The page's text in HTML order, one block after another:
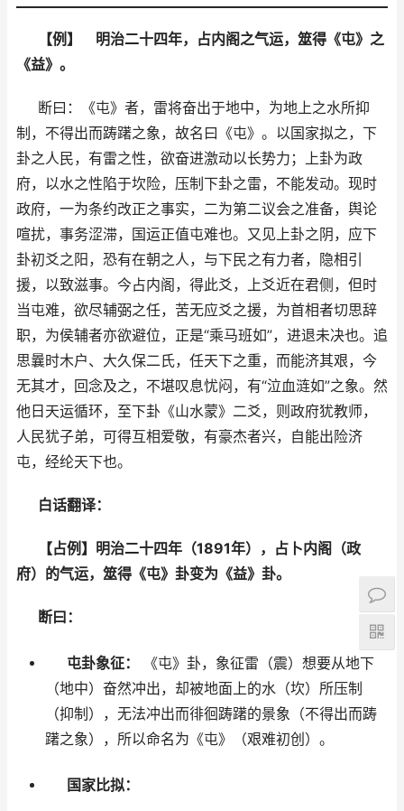
【例】 明治二十四年，占内阁之气运，筮得《屯》之
《益》。
断曰：《屯》者，雷将奋出于地中，为地上之水所抑
制，不得出而踌躇之象，故名曰《屯》。以国家拟之，下
卦之人民，有雷之性，欲奋进激动以长势力；上卦为政
府，以水之性陷于坎险，压制下卦之雷，不能发动。现时
政府，一为条约改正之事实，二为第二议会之准备，舆论
喧扰，事务涩滞，国运正值屯难也。又见上卦之阴，应下
卦初爻之阳，恐有在朝之人，与下民之有力者，隐相引
援，以致滋事。今占内阁，得此爻，上爻近在君侧，但时
当屯难，欲尽辅弼之任，苦无应爻之援，为首相者切思辞
职，为侯辅者亦欲避位，正是“乘马班如”，进退未决也。追
思曩时木户、大久保二氏，任天下之重，而能济其艰，今
无其才，回念及之，不堪叹息忧闷，有“泣血涟如”之象。然
他日天运循环，至下卦《山水蒙》二爻，则政府犹教师，
人民犹子弟，可得互相爱敬，有豪杰者兴，自能出险济
屯，经纶天下也。
白话翻译：
【占例】明治二十四年（1891年），占卜内阁（政
府）的气运，筮得《屯》卦变为《益》卦。
断曰：
屯卦象征：
《屯》卦，象征雷（震）想要从地下
（地中）奋然冲出，却被地面上的水（坎）所压制
（抑制），无法冲出而徘徊踌躇的景象（不得出而踌
躇之象），所以命名为《屯》（艰难初创）。
国家比拟：